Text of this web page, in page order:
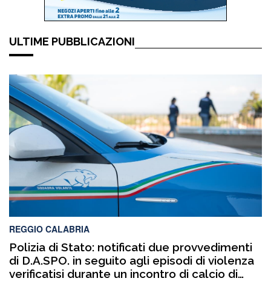
ULTIME PUBBLICAZIONI
REGGIO CALABRIA
Polizia di Stato: notificati due provvedimenti
di D.A.SPO. in seguito agli episodi di violenza
verificatisi durante un incontro di calcio di